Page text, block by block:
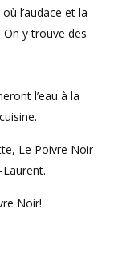
l’audace et la
On y trouve des
l’eau à la
Le Poivre Noir
Noir!